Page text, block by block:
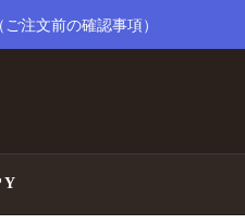
注文前の確認事項）